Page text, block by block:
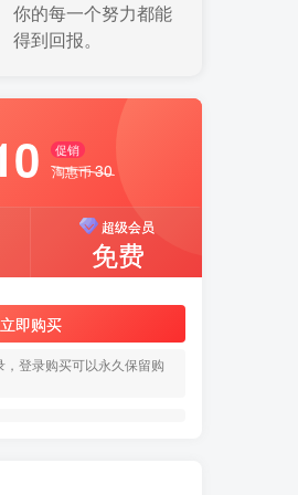
你的每一个努力都能
得到回报。
促销
淘惠币30
超级会员
免费
立即购买
登录购买可以永久保留购